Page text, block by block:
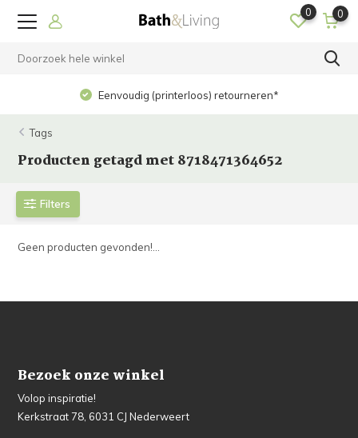
0 0
Eenvoudig (printerloos) retourneren*
Tags
Producten getagd met 8718471364652
Filters
Geen producten gevonden!...
Bezoek onze winkel
Volop inspiratie!
Kerkstraat 78, 6031 CJ Nederweert